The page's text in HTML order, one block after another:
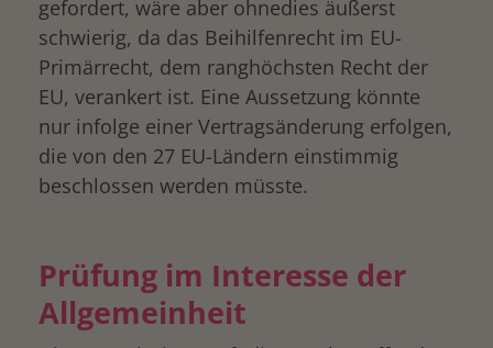
gefordert, wäre aber ohnedies äußerst
schwierig, da das Beihilfenrecht im EU-
Primärrecht, dem ranghöchsten Recht der
EU, verankert ist. Eine Aussetzung könnte
nur infolge einer Vertragsänderung erfolgen,
die von den 27 EU-Ländern einstimmig
beschlossen werden müsste.
Prüfung im Interesse der
Allgemeinheit